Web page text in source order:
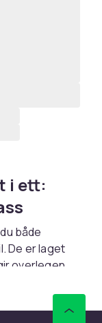
i ett:
både
De er laget
overlegen
Sørg